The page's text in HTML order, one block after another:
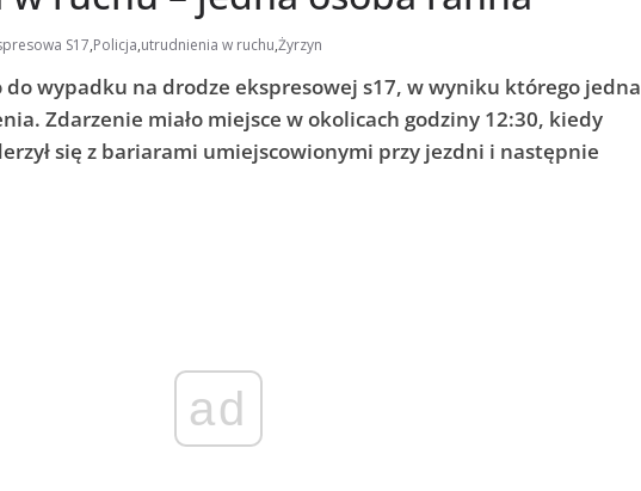
S17,Policja,utrudnienia w ruchu,Żyrzyn
do wypadku na drodze ekspresowej s17, w wyniku którego jedna
Zdarzenie miało miejsce w okolicach godziny 12:30, kiedy
się z bariarami umiejscowionymi przy jezdni i następnie
ad